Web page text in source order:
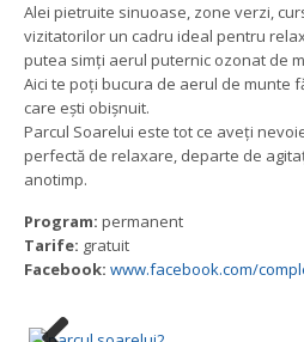
Alei pietruite sinuoase, zone verzi,
vizitatorilor un cadru ideal pentru
putea simți aerul puternic ozonat de
Aici te poți bucura de aerul de munte
care ești obișnuit.
Parcul Soarelui este tot ce aveți
perfectă de relaxare, departe de
anotimp.
Program: permanent
Tarife: gratuit
Facebook: www.facebook.com/